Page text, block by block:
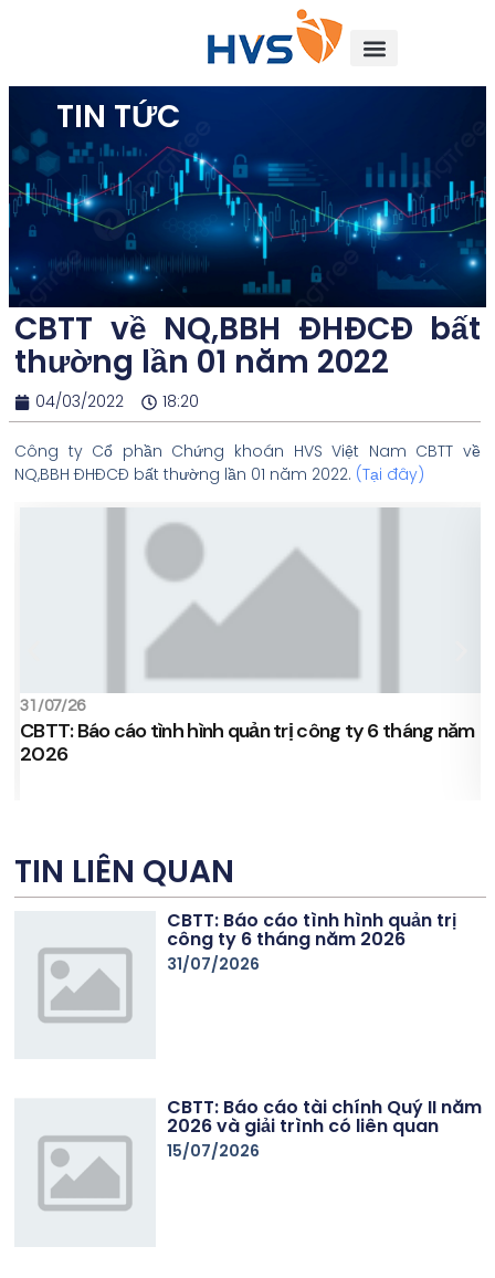
TIN TỨC
CBTT về NQ,BBH ĐHĐCĐ bất
thường lần 01 năm 2022
04/03/2022 18:20
Công ty Cổ phần Chứng khoán HVS Việt Nam CBTT về
NQ,BBH ĐHĐCĐ bất thường lần 01 năm 2022. (Tại đây)
31/07/26
CBTT: Báo cáo tình hình quản trị công ty 6 tháng năm
2026
TIN LIÊN QUAN
CBTT: Báo cáo tình hình quản trị
công ty 6 tháng năm 2026
31/07/2026
CBTT: Báo cáo tài chính Quý II năm
2026 và giải trình có liên quan
15/07/2026